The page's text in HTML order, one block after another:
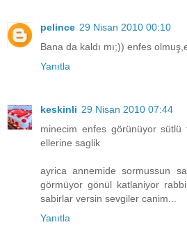
pelince 29 Nisan 2010 00:10
Bana da kaldı mı;)) enfes
Yanıtla
keskinli 29 Nisan 2010 07:44
minecim enfes görünüyor
ellerine saglik
ayrica annemide sormussun
görmüyor gönül katlaniyor
sabirlar versin sevgiler canim...
Yanıtla